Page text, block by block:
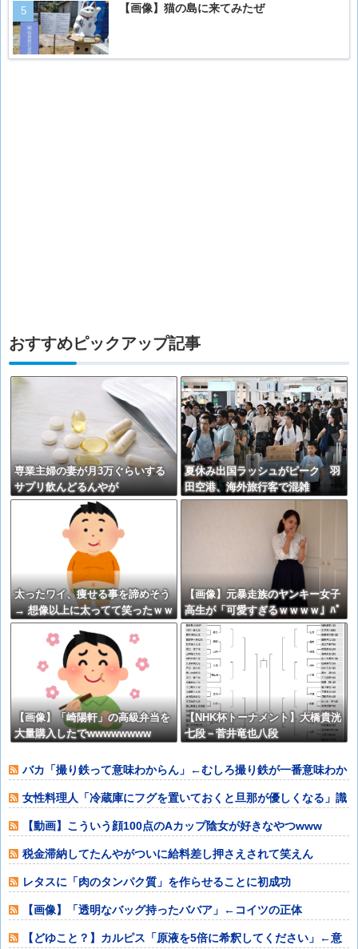
【画像】猫の島に来てみたぜ
おすすめピックアップ記事
専業主婦の妻が月3万ぐらいする
サプリ飲んどるんやが
夏休み出国ラッシュがピーク 羽
田空港、海外旅行客で混雑
太ったワイ、痩せる事を諦めそう
→ 想像以上に太ってて笑ったｗｗ
【画像】元暴走族のヤンキー女子
高生が「可愛すぎるｗｗｗｗ」ﾊﾟ
ｼｬ!!⇒
【画像】「崎陽軒」の高級弁当を
大量購入したでwwwwwwww
【NHK杯トーナメント】大橋貴洸
七段－菅井竜也八段
バカ「撮り鉄って意味わからん」←むしろ撮り鉄が一番意味わか
女性料理人「冷蔵庫にフグを置いておくと旦那が優しくなる」識
者「その手があ
【動画】こういう顔100点のAカップ陰女が好きなやつwww
税金滞納してたんやがついに給料差し押さえされて笑えん
レタスに「肉のタンパク質」を作らせることに初成功
【画像】「透明なバッグ持ったババア」←コイツの正体
【どゆこと？】カルピス「原液を5倍に希釈してください」←意